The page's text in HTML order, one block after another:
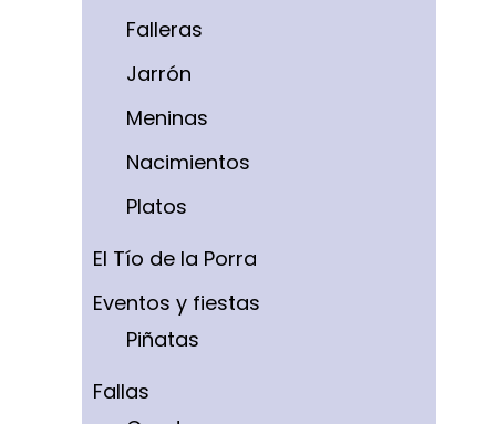
Falleras
Jarrón
Meninas
Nacimientos
Platos
El Tío de la Porra
Eventos y fiestas
Piñatas
Fallas